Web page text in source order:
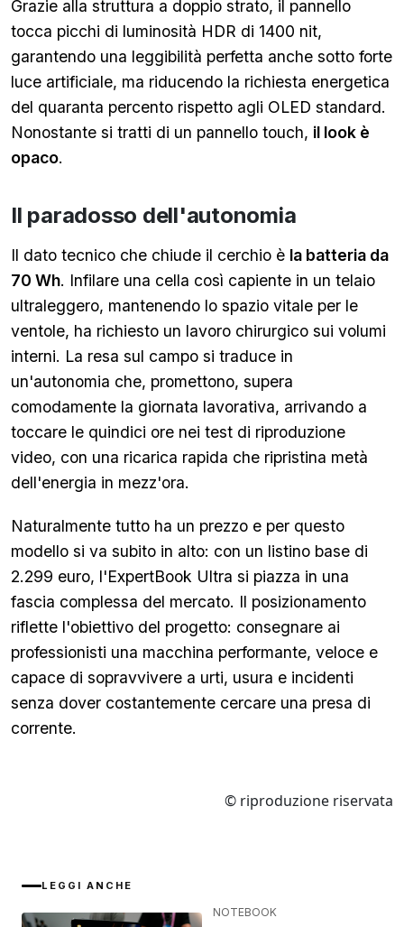
Grazie alla struttura a doppio strato, il pannello
tocca picchi di luminosità HDR di 1400 nit,
garantendo una leggibilità perfetta anche sotto forte
luce artificiale, ma riducendo la richiesta energetica
del quaranta percento rispetto agli OLED standard.
Nonostante si tratti di un pannello touch, il look è
opaco.
Il paradosso dell'autonomia
Il dato tecnico che chiude il cerchio è la batteria da
70 Wh. Infilare una cella così capiente in un telaio
ultraleggero, mantenendo lo spazio vitale per le
ventole, ha richiesto un lavoro chirurgico sui volumi
interni. La resa sul campo si traduce in
un'autonomia che, promettono, supera
comodamente la giornata lavorativa, arrivando a
toccare le quindici ore nei test di riproduzione
video, con una ricarica rapida che ripristina metà
dell'energia in mezz'ora.
Naturalmente tutto ha un prezzo e per questo
modello si va subito in alto: con un listino base di
2.299 euro, l'ExpertBook Ultra si piazza in una
fascia complessa del mercato. Il posizionamento
riflette l'obiettivo del progetto: consegnare ai
professionisti una macchina performante, veloce e
capace di sopravvivere a urti, usura e incidenti
senza dover costantemente cercare una presa di
corrente.
© riproduzione riservata
LEGGI ANCHE
NOTEBOOK